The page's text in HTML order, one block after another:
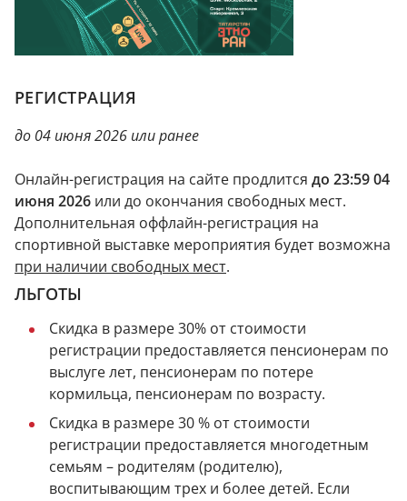
РЕГИСТРАЦИЯ
до 04 июня 2026 или ранее
Онлайн-регистрация на сайте продлится до 23:59 04
июня 2026 или до окончания свободных мест.
Дополнительная оффлайн-регистрация на
спортивной выставке мероприятия будет возможна
при наличии свободных мест.
ЛЬГОТЫ
Скидка в размере 30% от стоимости
регистрации предоставляется пенсионерам по
выслуге лет, пенсионерам по потере
кормильца, пенсионерам по возрасту.
Скидка в размере 30 % от стоимости
регистрации предоставляется многодетным
семьям – родителям (родителю),
воспитывающим трех и более детей. Если